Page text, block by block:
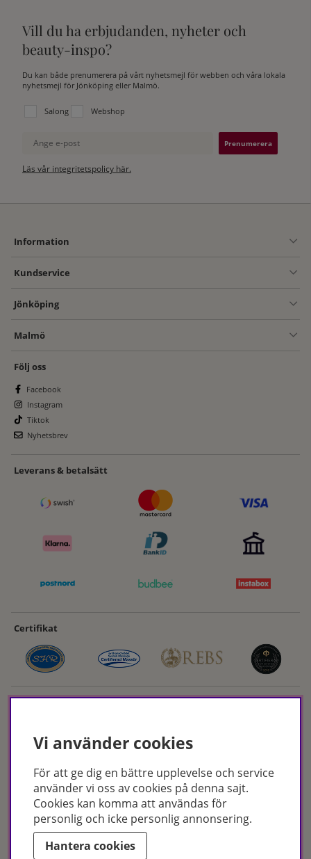
nedan!
Vill du ha erbjudanden, nyheter och
beauty-inspo?
Du kan både prenumerera på vårt nyhetsmejl för webben och våra lokala
nyhetsmejl för Jönköping eller Malmö.
Välj vilken lista du vill prenumerera på:
Salong Webshop
Ange e-post
Läs vår integritetspolicy här.
Information
Kundservice
Jönköping
Malmö
Följ oss
Facebook
Instagram
Tiktok
Nyhetsbrev
Leverans & betalsätt
Certifikat
Hudoteket erbjuder ett noga utvalt sortiment inom hudvård, hårvård och
makeup – både online och i butik. Med över 50 års erfarenhet och
utbildade hudterapeuter hjälper vi dig att hitta rätt produkter och
behandlingar för just dina behov. Handla enkelt på hudoteket.se eller
besök oss i Jönköping och Malmö.
Copyright © Hudoteket 2025
Vi använder cookies
För att ge dig en bättre upplevelse och service
använder vi oss av cookies på denna sajt.
Cookies kan komma att användas för
personlig och icke personlig annonsering.
Hantera cookies